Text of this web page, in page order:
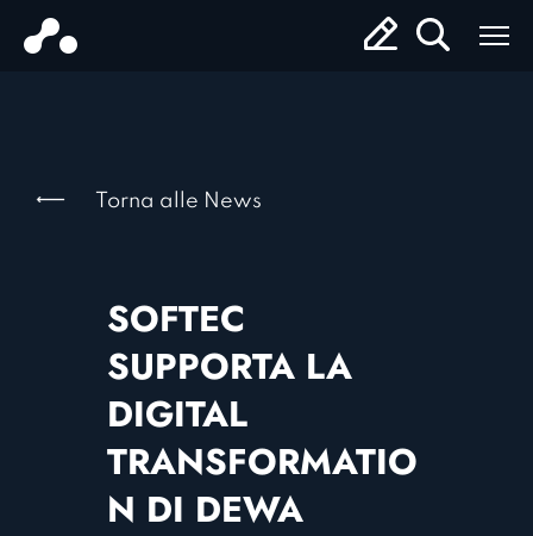
Torna alle News
SOFTEC
SUPPORTA LA
DIGITAL
TRANSFORMATIO
N DI DEWA